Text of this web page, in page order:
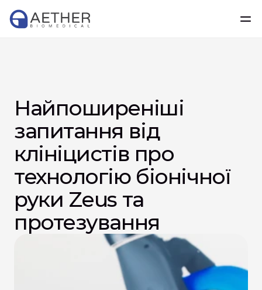
Найпоширеніші
запитання від
клініцистів про
технологію біонічної
руки Zeus та
протезування